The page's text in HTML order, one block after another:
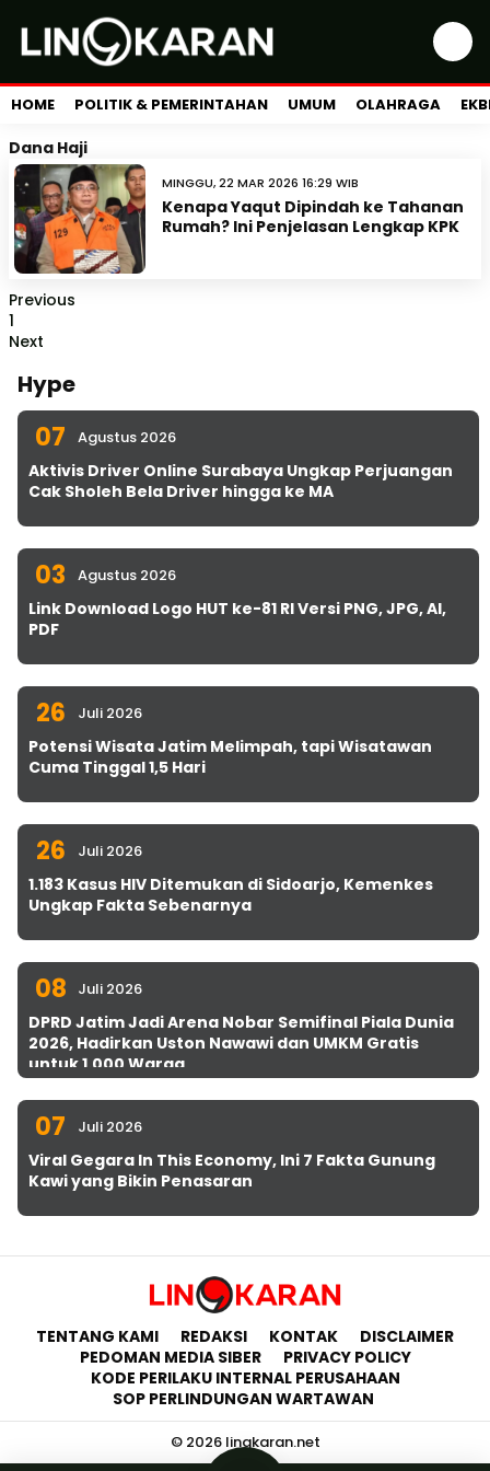
HOME POLITIK & PEMERINTAHAN UMUM OLAHRAGA
Dana Haji
MINGGU, 22 MAR 2026 16:29 WIB
Kenapa Yaqut Dipindah ke Tahanan
Rumah? Ini Penjelasan Lengkap KPK
Previous
1
Next
Hype
07 Agustus 2026
Aktivis Driver Online Surabaya Ungkap Perjuangan
Cak Sholeh Bela Driver hingga ke MA
03 Agustus 2026
Link Download Logo HUT ke-81 RI Versi PNG, JPG, AI,
PDF
26 Juli 2026
Potensi Wisata Jatim Melimpah, tapi Wisatawan
Cuma Tinggal 1,5 Hari
26 Juli 2026
1.183 Kasus HIV Ditemukan di Sidoarjo, Kemenkes
Ungkap Fakta Sebenarnya
08 Juli 2026
DPRD Jatim Jadi Arena Nobar Semifinal Piala Dunia
2026, Hadirkan Uston Nawawi dan UMKM Gratis
untuk 1.000 Warga
07 Juli 2026
Viral Gegara In This Economy, Ini 7 Fakta Gunung
Kawi yang Bikin Penasaran
TENTANG KAMI REDAKSI KONTAK
DISCLAIMER
PEDOMAN MEDIA SIBER
PRIVACY POLICY
KODE PERILAKU INTERNAL PERUSAHAAN
SOP PERLINDUNGAN WARTAWAN
© 2026 lingkaran.net